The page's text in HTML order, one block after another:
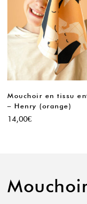
Mouchoir en tissu
– Henry (orange)
14,00€